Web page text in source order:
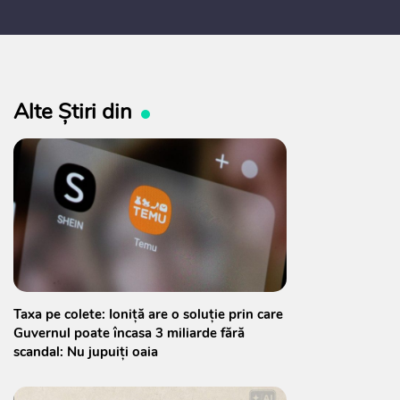
publice
Alte Știri din
Taxa pe colete: Ioniță are o soluție prin care
Guvernul poate încasa 3 miliarde fără
scandal: Nu jupuiți oaia